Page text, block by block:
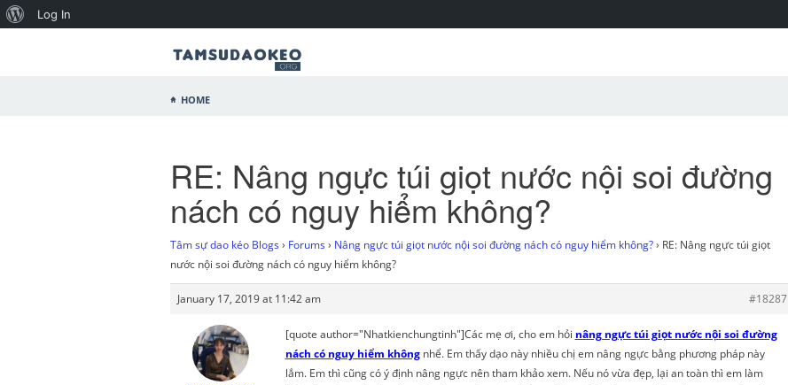
Home
RE: Nâng ngực túi giọt nước nội soi đường
nách có nguy hiểm không?
Tâm sự dao kéo Blogs › Forums › Nâng ngực túi giọt nước nội soi đường nách có nguy hiểm không? › RE: Nâng ngực túi giọt
nước nội soi đường nách có nguy hiểm không?
January 17, 2019 at 11:42 am #18287
[quote author="Nhatkienchungtinh"]Các mẹ ơi, cho em hỏi nâng ngực túi giọt nước nội soi đường
nách có nguy hiểm khôngnhể. Em thấy dạo này nhiều chị em nâng ngực bằng phương pháp này
lắm. Em thì cũng có ý định nâng ngực nên tham khảo xem. Nếu nó vừa đẹp, lại an toàn thì em làm
Log In